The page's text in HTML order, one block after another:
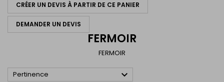
CRÉER UN DEVIS À PARTIR DE CE PANIER
DEMANDER UN DEVIS
FERMOIR
FERMOIR
Pertinence 